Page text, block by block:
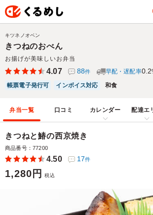
きつねのおべん
お揚げが美味しいお弁当
キツネノオベン
4.07 88件 早配・遅配率0.2
帳票電子発行可
インボイス対応 和食
弁当一覧 口コミ カレンダー 配達エ
きつねと鰆の西京焼き
商品番号：77200
4.50 17件
1,280円 税込